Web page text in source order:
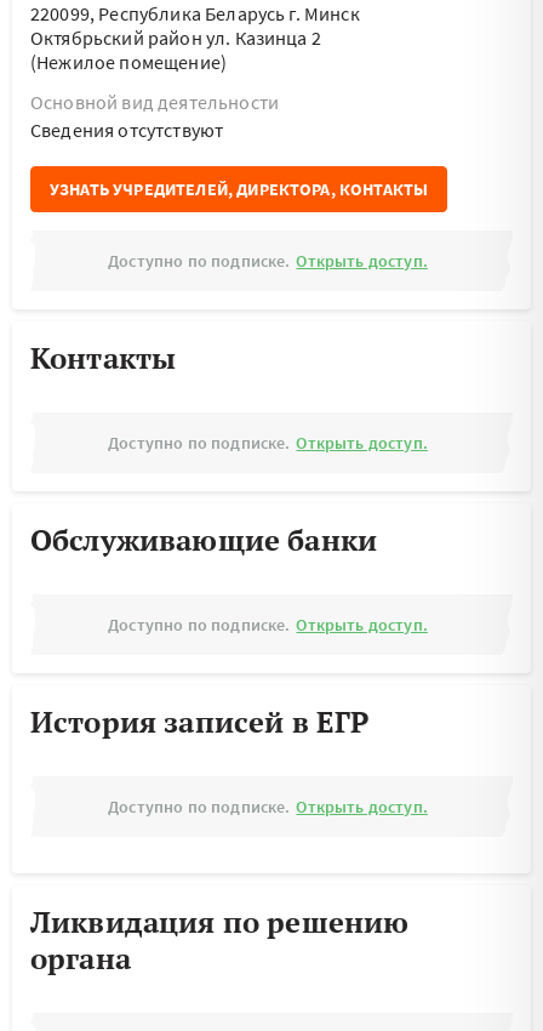
220099, Республика Беларусь г. Минск
Октябрьский район ул. Казинца 2
(Нежилое помещение)
Основной вид деятельности
Cведения отсутствуют
УЗНАТЬ УЧРЕДИТЕЛЕЙ, ДИРЕКТОРА, КОНТАКТЫ
Доступно по подписке. Открыть доступ.
Контакты
Доступно по подписке. Открыть доступ.
Обслуживающие банки
Доступно по подписке. Открыть доступ.
История записей в ЕГР
Доступно по подписке. Открыть доступ.
Ликвидация по решению
органа